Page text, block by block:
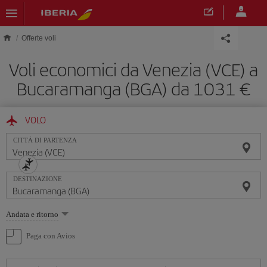
Skip to main content
Offerte voli
Voli economici da Venezia (VCE) a
Bucaramanga (BGA) da 1031 €
VOLO
CITTÀ DI PARTENZA
DESTINAZIONE
Seleziona
un'opzione
Andata e ritorno
Paga con Avios